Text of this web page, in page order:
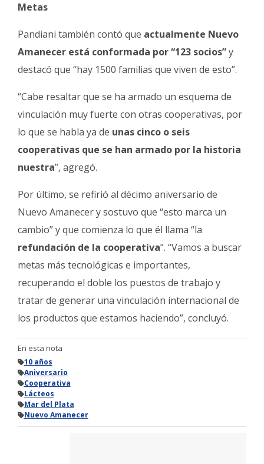
Metas
Pandiani también contó que actualmente Nuevo
Amanecer está conformada por “123 socios”y
destacó que “hay 1500 familias que viven de esto”.
“Cabe resaltar que se ha armado un esquema de
vinculación muy fuerte con otras cooperativas, por
lo que se habla ya de unas cinco o seis
cooperativas que se han armado por la historia
nuestra”, agregó.
Por último, se refirió al décimo aniversario de
Nuevo Amanecer y sostuvo que “esto marca un
cambio” y que comienza lo que él llama “la
refundación de la cooperativa”. “Vamos a buscar
metas más tecnológicas e importantes,
recuperando el doble los puestos de trabajo y
tratar de generar una vinculación internacional de
los productos que estamos haciendo”, concluyó.
En esta nota
10 años
Aniversario
Cooperativa
Lácteos
Mar del Plata
Nuevo Amanecer